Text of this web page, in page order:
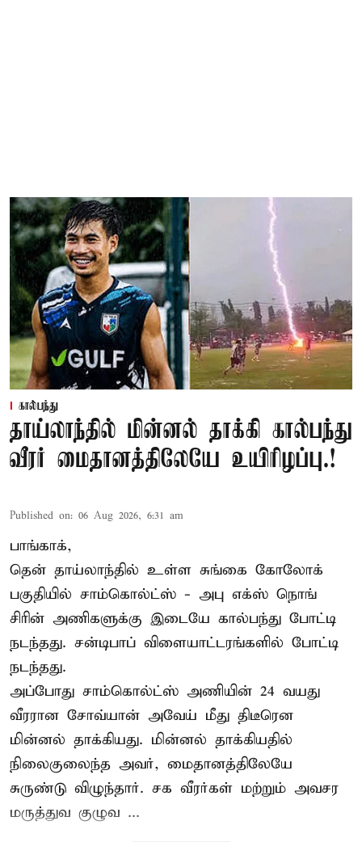
கால்பந்து
தாய்லாந்தில் மின்னல் தாக்கி கால்பந்து
வீரர் மைதானத்திலேயே உயிரிழப்பு.!
Published on: 06 Aug 2026, 6:31 am
பாங்காக்,
தென் தாய்லாந்தில் உள்ள சுங்கை கோலோக்
பகுதியில் சாம்கொல்ட்ஸ் - அபு எக்ஸ் நொங்
சிரின் அணிகளுக்கு இடையே கால்பந்து போட்டி
நடந்தது. சன்டிபாப் விளையாட்டரங்களில் போட்டி
நடந்தது.
அப்போது சாம்கொல்ட்ஸ் அணியின் 24 வயது
வீரரான சோவ்யான் அவேய் மீது திடீரென
மின்னல் தாக்கியது. மின்னல் தாக்கியதில்
நிலைகுலைந்த அவர், மைதானத்திலேயே
சுருண்டு விழுந்தார். சக வீரர்கள் மற்றும் அவசர
மருத்துவ குழுவ ...